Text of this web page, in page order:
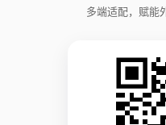
多端适配，赋能